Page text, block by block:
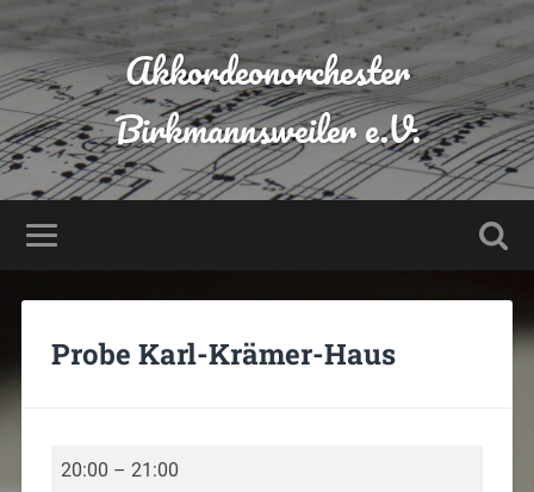
Akkordeonorchester
Birkmannsweiler e.V.
Probe Karl-Krämer-Haus
20:00 – 21:00